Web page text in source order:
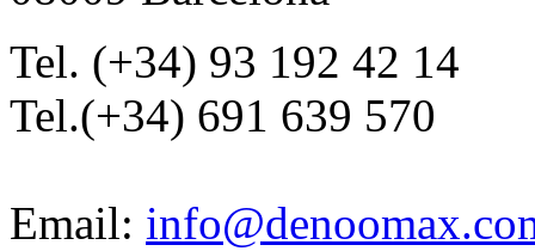
Tel. (+34) 93 192 42 14
Tel.(+34) 691 639 570
Email: